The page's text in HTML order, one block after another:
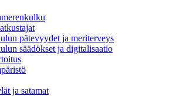
pätevyydet ja meriterveys
säädökset ja digitalisaatio
ja satamat